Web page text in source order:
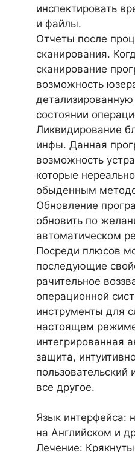
инспектировать
и файлы.
Отчеты после
сканирования.
сканирование
возможность
состоянии
Ликвидирование
инфы. Данная
возможность
которые
обыденным
Обновление
обновить по
автоматическом
Посреди плюсов
последующие
рачительное
операционной
инструменты для
настоящем
интегрированная
защита,
пользовательский
все другое.
Язык интерфейса:
на Английском и
Лечение: